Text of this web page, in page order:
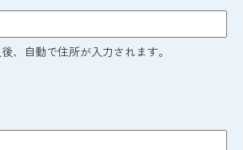
、自動で住所が入力されます。